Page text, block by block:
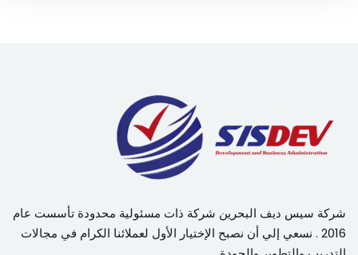
شركة سيس ديف البحرين شركة ذات مسئولية محدودة تأسست عام
2016 . نسعي إلي أن نصبح الإختيار الأول لعملائنا الكرام في مجالات